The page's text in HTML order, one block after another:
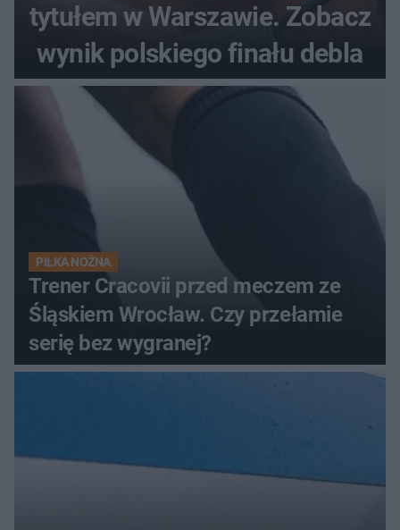
tytułem w Warszawie. Zobacz
wynik polskiego finału debla
PIŁKA NOŻNA
Trener Cracovii przed meczem ze
Śląskiem Wrocław. Czy przełamie
serię bez wygranej?